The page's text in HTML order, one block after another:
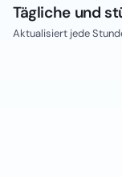
Tägliche und
Aktualisiert jede